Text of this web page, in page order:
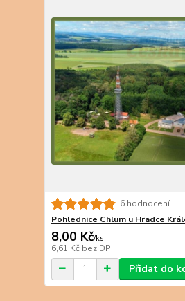
6 hodnocení
Pohlednice Chlum u Hradce
8,00 Kč/ks
6,61 Kč bez DPH
Přidat do